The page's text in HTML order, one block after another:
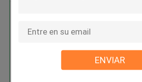
ENVIAR
fuente de
del módulo de
alimentación